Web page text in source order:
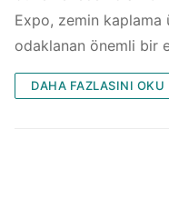
Expo, zemin
odaklanan önemli bir
DAHA FAZLASINI